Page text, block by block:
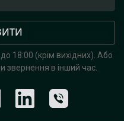
18:00 (крім вихідних). Або
звернення в інший час.